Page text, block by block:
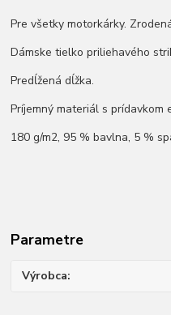
Pre všetky motorkárky.
Dámske tielko priliehavého
Predĺžená dĺžka.
Príjemný materiál s
180 g/m2, 95 % bavlna, 5 %
Parametre
Výrobca